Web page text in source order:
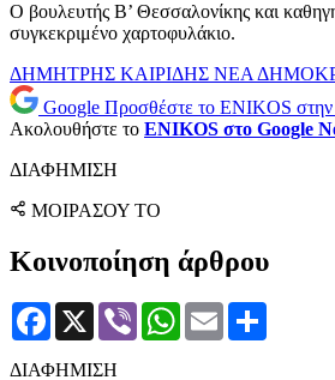
Ο βουλευτής Β’ Θεσσαλονίκης και
συγκεκριμένο χαρτοφυλάκιο.
ΔΗΜΗΤΡΗΣ ΚΑΙΡΙΔΗΣ ΝΕΑ
Google Προσθέστε το ENIKOS
Ακολουθήστε το ENIKOS στο Google
ΔΙΑΦΗΜΙΣΗ
ΜΟΙΡΑΣΟΥ ΤΟ
Κοινοποίηση άρθρου
Facebook
X Viber WhatsApp
Email
ΔΙΑΦΗΜΙΣΗ